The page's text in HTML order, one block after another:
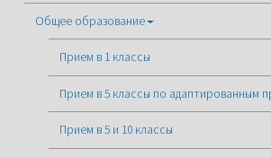
Общее образование
Прием в 1 классы
Прием в 5 классы по адаптированным
Прием в 5 и 10 классы